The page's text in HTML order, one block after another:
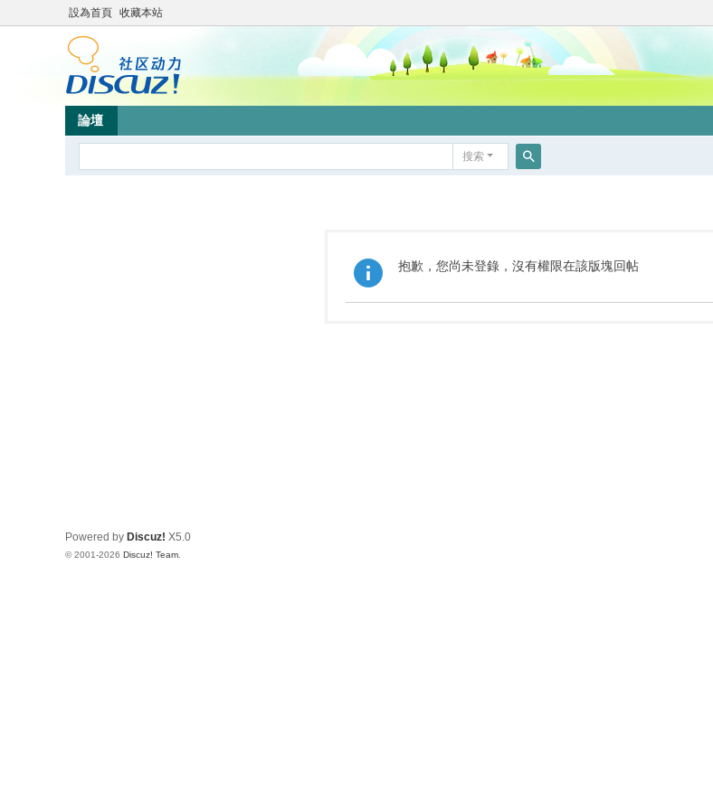
設為首頁 收藏本站
論壇
搜索
抱歉，您尚未登錄，沒有權限在該版塊回帖
Powered by Discuz! X5.0
© 2001-2026 Discuz! Team